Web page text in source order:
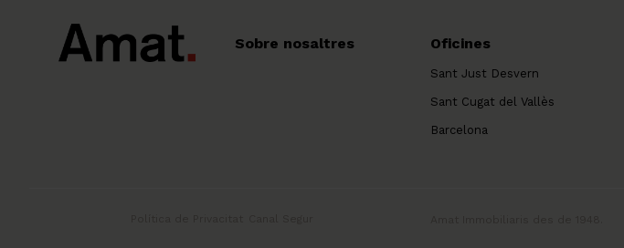
Sobre nosaltres Oficines
Sant Just Desvern
Sant Cugat del Vallès
Barcelona